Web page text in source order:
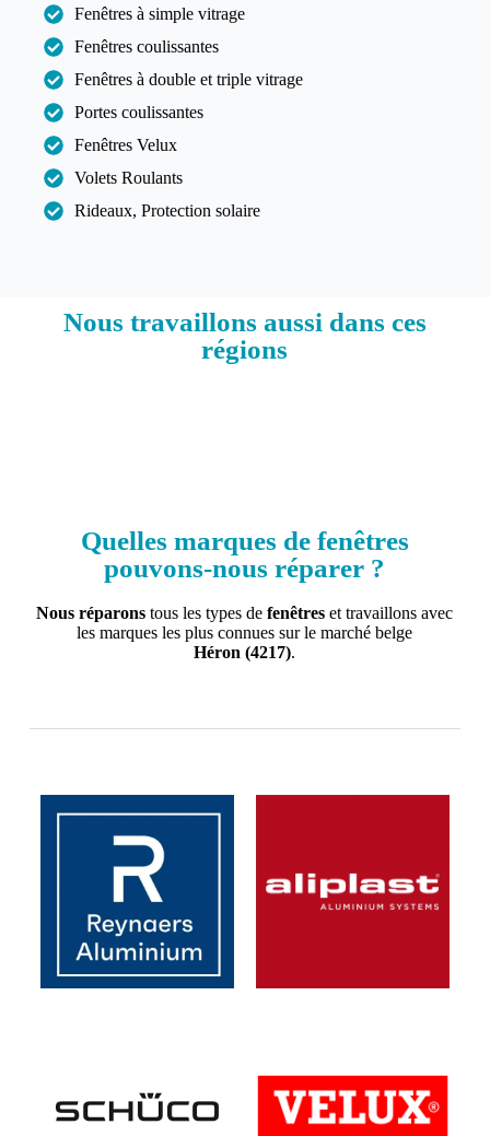
Fenêtres à simple vitrage
Fenêtres coulissantes
Fenêtres à double et triple vitrage
Portes coulissantes
Fenêtres Velux
Volets Roulants
Rideaux, Protection solaire
Nous travaillons aussi dans ces
régions​
Quelles marques de fenêtres
pouvons-nous réparer ?
Nous réparons tous les types defenêtres et travaillons avec
les marques les plus connues sur le marché belge
Héron (4217).